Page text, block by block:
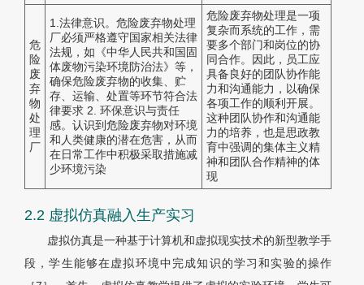
危
险
废
弃
物
处
理
厂
1.法律意识。危险废弃物处理
厂必须严格遵守国家相关法律
法规，如《中华人民共和国固
体废物污染环境防治法》等，
确保危险废弃物的收集、贮
存、运输、处置等环节符合法
律要求 2. 环保意识与责任
感。认识到危险废弃物对环境
和人类健康的潜在危害，从而
在日常工作中积极采取措施减
少环境污染
危险废弃物处理是一项
复杂而系统的工作，需
要多个部门和岗位的协
同合作。因此，员工应
具备良好的团队协作能
力和沟通能力，以确保
各项工作的顺利开展。
这种团队协作和沟通能
力的培养，也是思政教
育中强调的集体主义精
神和团队合作精神的体
现
2.2 虚拟仿真融入生产实习
虚拟仿真是一种基于计算机和虚拟现实技术的新型教学手
段，学生能够在虚拟环境中完成知识的学习和实验的操作